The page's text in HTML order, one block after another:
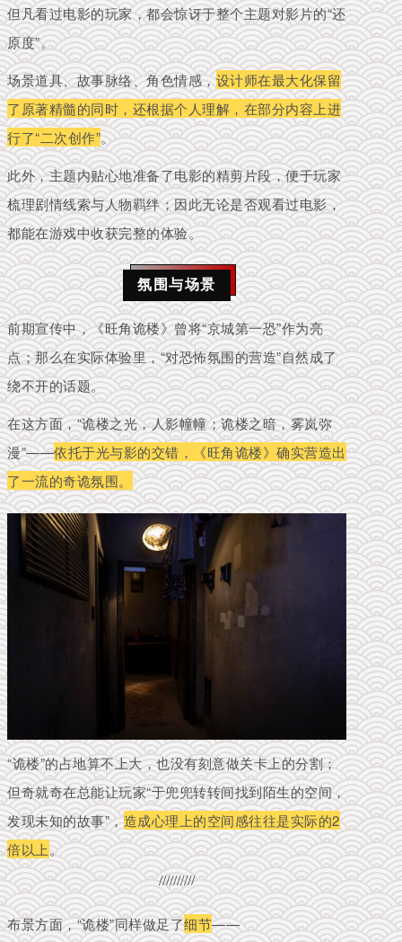
但凡看过电影的玩家，都会惊讶于整个主题对影片的“还
原度”。
场景道具、故事脉络、角色情感，设计师在最大化保留
了原著精髓的同时，还根据个人理解，在部分内容上进
行了“二次创作”。
此外，主题内贴心地准备了电影的精剪片段，便于玩家
梳理剧情线索与人物羁绊；因此无论是否观看过电影，
都能在游戏中收获完整的体验。
氛围与场景
前期宣传中，《旺角诡楼》曾将“京城第一恐”作为亮
点；那么在实际体验里，“对恐怖氛围的营造”自然成了
绕不开的话题。
在这方面，“诡楼之光，人影幢幢；诡楼之暗，雾岚弥
漫”——依托于光与影的交错，《旺角诡楼》确实营造出
了一流的奇诡氛围。
“诡楼”的占地算不上大，也没有刻意做关卡上的分割；
但奇就奇在总能让玩家“于兜兜转转间找到陌生的空间，
发现未知的故事”，造成心理上的空间感往往是实际的2
倍以上。
//////////
布景方面，“诡楼”同样做足了细节——